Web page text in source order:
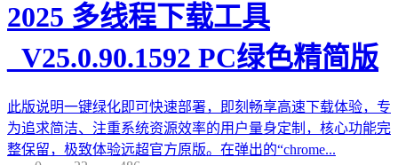
2025 多线程下载工具
_V25.0.90.1592 PC绿色精简版
此版说明一键绿化即可快速部署，即刻畅享高速下载体验，专
为追求简洁、注重系统资源效率的用户量身定制，核心功能完
整保留，极致体验远超官方原版。在弹出的“chrome...